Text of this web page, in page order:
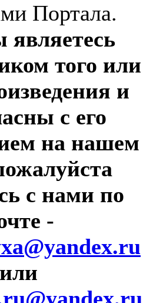
Портала.
того или
и
с его
на нашем
с нами по
-
или